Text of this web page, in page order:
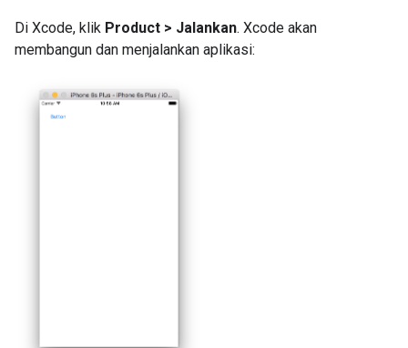
Di Xcode, klik Product > Jalankan. Xcode akan
membangun dan menjalankan aplikasi: